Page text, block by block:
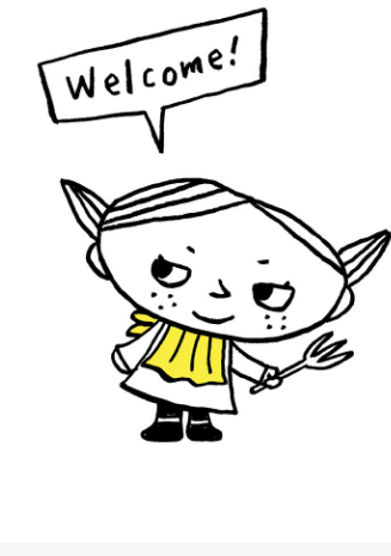
株式会社三共様 ランディングページ制作
ランディングページ #エコ・環境
#レスポンシブWebデザイン